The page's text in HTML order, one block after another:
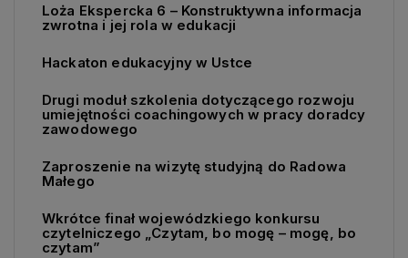
Loża Ekspercka 6 – Konstruktywna informacja
zwrotna i jej rola w edukacji
Hackaton edukacyjny w Ustce
Drugi moduł szkolenia dotyczącego rozwoju
umiejętności coachingowych w pracy doradcy
zawodowego
Zaproszenie na wizytę studyjną do Radowa
Małego
Wkrótce finał wojewódzkiego konkursu
czytelniczego „Czytam, bo mogę – mogę, bo
czytam”